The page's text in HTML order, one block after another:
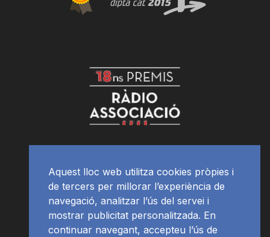
Aquest lloc web utilitza cookies pròpies i
de tercers per millorar l’experiència de
navegació, analitzar l’ús del servei i
mostrar publicitat personalitzada. En
continuar navegant, accepteu l’ús de